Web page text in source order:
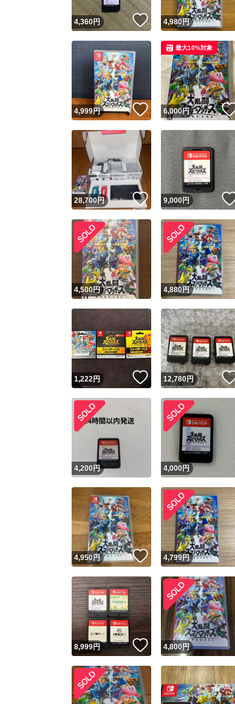
4,360円 いいね！
4,980円
4,999円 いいね！
6,000円
最大10%対象
28,700円 いいね！
9,000円
4,500円 4,880円
1,222円 いいね！
12,780円
4,200円 4,000円
4,950円 いいね！
4,799円
8,999円 いいね！
4,800円